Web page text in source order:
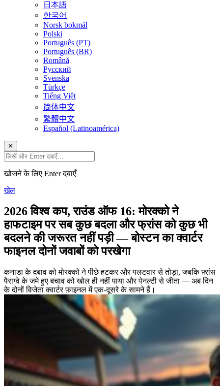
日本語
한국어
Norsk bokmål
Polski
Português (PT)
Português (BR)
Română
Русский
Svenska
Türkçe
Tiếng Việt
简体中文
繁體中文
Español (Latinoamérica)
✕
खोजने के लिए Enter दबाएँ
खेल
2026 विश्व कप, राउंड ऑफ 16: मोरक्को ने
हाफटाइम पर सब कुछ बदला और फ्रांस को कुछ भी
बदलने की जरूरत नहीं पड़ी — बोस्टन का क्वार्टर
फाइनल दोनों जवाबों को परखेगा
कनाडा के दबाव को मोरक्को ने पीछे हटकर और पलटवार से तोड़ा, जबकि फ़्रांस
पैराग्वे के जमे हुए बचाव को खोल ही नहीं पाया और पेनल्टी से जीता — अब दिन
के दोनों विजेता क्वार्टर फ़ाइनल में एक-दूसरे के सामने हैं।